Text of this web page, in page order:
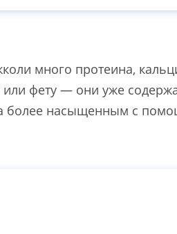
много протеина,
фету — они уже
более насыщенным с